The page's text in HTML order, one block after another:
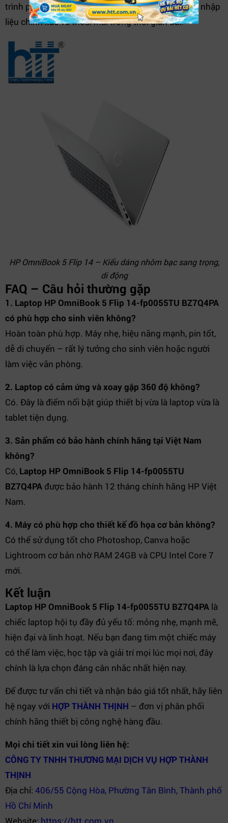
trình phím hợp lý, touchpad rộng rãi, giúp thao tác nhập
liệu chính xác và thoải mái trong thời gian dài.
HP OmniBook 5 Flip 14 – Kiểu dáng nhôm bạc sang trọng,
di động
FAQ – Câu hỏi thường gặp
1. Laptop HP OmniBook 5 Flip 14-fp0055TU BZ7Q4PA
có phù hợp cho sinh viên không?
Hoàn toàn phù hợp. Máy nhẹ, hiệu năng mạnh, pin tốt,
dễ di chuyển – rất lý tưởng cho sinh viên hoặc người
làm việc văn phòng.
2. Laptop có cảm ứng và xoay gập 360 độ không?
Có. Đây là điểm nổi bật giúp thiết bị vừa là laptop vừa là
tablet tiện dụng.
3. Sản phẩm có bảo hành chính hãng tại Việt Nam
không?
Có, Laptop HP OmniBook 5 Flip 14-fp0055TU
BZ7Q4PA được bảo hành 12 tháng chính hãng HP Việt
Nam.
4. Máy có phù hợp cho thiết kế đồ họa cơ bản không?
Có thể sử dụng tốt cho Photoshop, Canva hoặc
Lightroom cơ bản nhờ RAM 24GB và CPU Intel Core 7
mới.
Kết luận
Laptop HP OmniBook 5 Flip 14-fp0055TU BZ7Q4PA là
chiếc laptop hội tụ đầy đủ yếu tố: mỏng nhẹ, mạnh mẽ,
hiện đại và linh hoạt. Nếu bạn đang tìm một chiếc máy
có thể làm việc, học tập và giải trí mọi lúc mọi nơi, đây
chính là lựa chọn đáng cân nhắc nhất hiện nay.
Để được tư vấn chi tiết và nhận báo giá tốt nhất, hãy liên
hệ ngay với HỢP THÀNH THỊNH – đơn vị phân phối
chính hãng thiết bị công nghệ hàng đầu.
Mọi chi tiết xin vui lòng liên hệ:
CÔNG TY TNHH THƯƠNG MẠI DỊCH VỤ HỢP THÀNH
THỊNH
Địa chỉ: 406/55 Cộng Hòa, Phường Tân Bình, Thành phố
Hồ Chí Minh